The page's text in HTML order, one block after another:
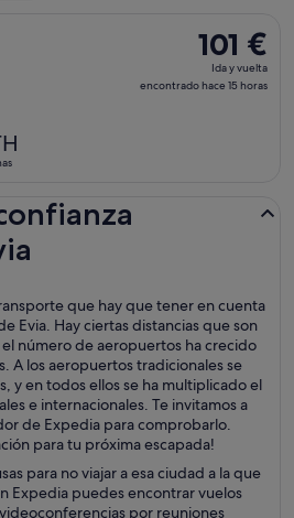
101 €
Ida
y
101 €
Ida y vuelta
encontrado hace 15 horas
que hay que tener en cuenta
Evia. Hay ciertas distancias que son
número de aeropuertos ha crecido
A los aeropuertos tradicionales se
y en todos ellos se ha multiplicado el
e internacionales. Te invitamos a
de Expedia para comprobarlo.
para tu próxima escapada!
para no viajar a esa ciudad a la que
Expedia puedes encontrar vuelos
por reuniones